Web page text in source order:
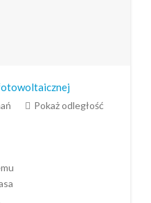
Pokaż odległość